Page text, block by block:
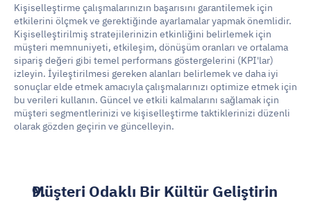
Kişiselleştirme çalışmalarınızın başarısını garantilemek için
etkilerini ölçmek ve gerektiğinde ayarlamalar yapmak önemlidir.
Kişiselleştirilmiş stratejilerinizin etkinliğini belirlemek için
müşteri memnuniyeti, etkileşim, dönüşüm oranları ve ortalama
sipariş değeri gibi temel performans göstergelerini (KPI'lar)
izleyin. İyileştirilmesi gereken alanları belirlemek ve daha iyi
sonuçlar elde etmek amacıyla çalışmalarınızı optimize etmek için
bu verileri kullanın. Güncel ve etkili kalmalarını sağlamak için
müşteri segmentlerinizi ve kişiselleştirme taktiklerinizi düzenli
olarak gözden geçirin ve güncelleyin.
Müşteri Odaklı Bir Kültür Geliştirin